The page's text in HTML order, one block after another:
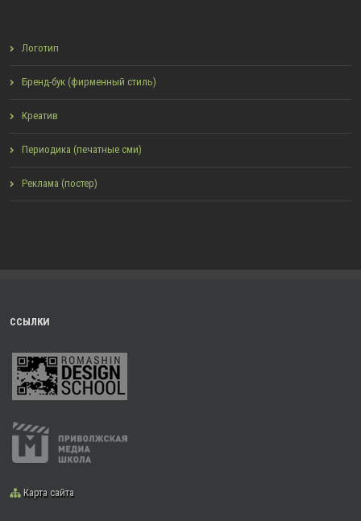
Логотип
Бренд-бук (фирменный стиль)
Креатив
Периодика (печатные сми)
Реклама (постер)
ССЫЛКИ
Карта сайта